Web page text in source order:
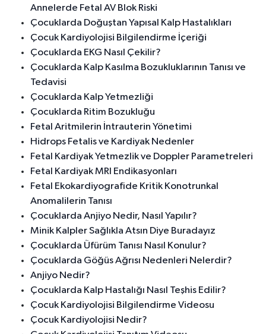
Annelerde Fetal AV Blok Riski
Çocuklarda Doğuştan Yapısal Kalp Hastalıkları
Çocuk Kardiyolojisi Bilgilendirme İçeriği
Çocuklarda EKG Nasıl Çekilir?
Çocuklarda Kalp Kasılma Bozukluklarının Tanısı ve
Tedavisi
Çocuklarda Kalp Yetmezliği
Çocuklarda Ritim Bozukluğu
Fetal Aritmilerin İntrauterin Yönetimi
Hidrops Fetalis ve Kardiyak Nedenler
Fetal Kardiyak Yetmezlik ve Doppler Parametreleri
Fetal Kardiyak MRI Endikasyonları
Fetal Ekokardiyografide Kritik Konotrunkal
Anomalilerin Tanısı
Çocuklarda Anjiyo Nedir, Nasıl Yapılır?
Minik Kalpler Sağlıkla Atsın Diye Buradayız
Çocuklarda Üfürüm Tanısı Nasıl Konulur?
Çocuklarda Göğüs Ağrısı Nedenleri Nelerdir?
Anjiyo Nedir?
Çocuklarda Kalp Hastalığı Nasıl Teşhis Edilir?
Çocuk Kardiyolojisi Bilgilendirme Videosu
Çocuk Kardiyolojisi Nedir?